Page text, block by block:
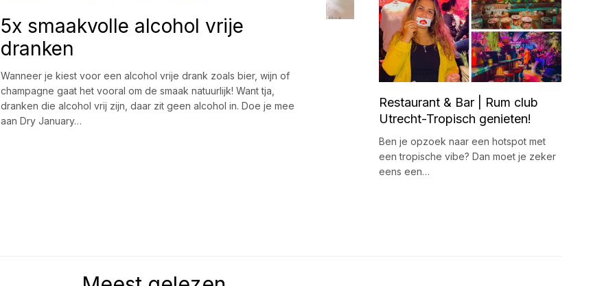
5x smaakvolle alcohol vrije
dranken
Wanneer je kiest voor een alcohol vrije drank zoals bier, wijn of
champagne gaat het vooral om de smaak natuurlijk! Want tja,
dranken die alcohol vrij zijn, daar zit geen alcohol in. Doe je mee
aan Dry January…
Restaurant & Bar | Rum club
Utrecht-Tropisch genieten!
Ben je opzoek naar een hotspot met
een tropische vibe? Dan moet je zeker
eens een…